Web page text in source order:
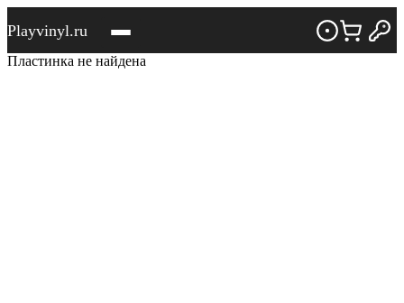
Playvinyl.ru
Пластинка не найдена